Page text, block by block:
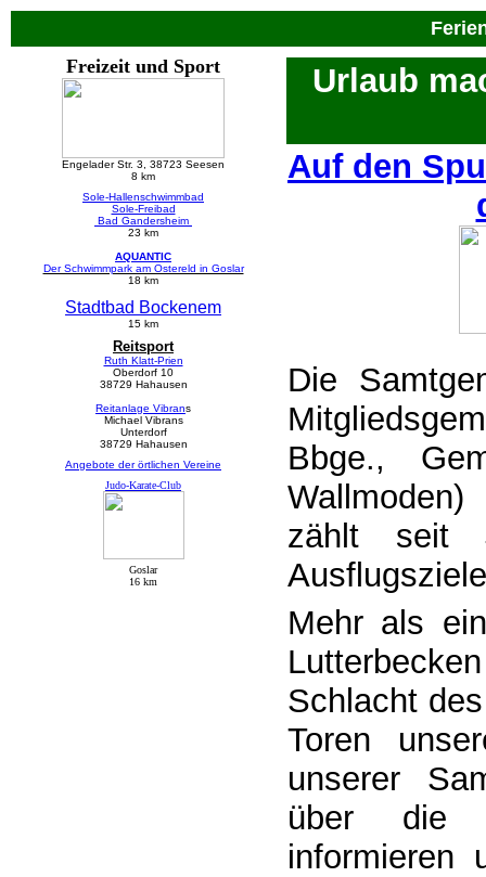
Freizeit und Sport
Engelader Str. 3, 38723 Seesen
8 km
Sole-Hallenschwimmbad
Sole-Freibad
Bad Gandersheim
23 km
AQUANTIC
Der Schwimmpark am Ostereld in Goslar
18 km
Stadtbad Bockenem
15 km
Reitsport
Ruth Klatt-Prien
Oberdorf 10
38729 Hahausen
Reitanlage Vibrans
Michael Vibrans
Unterdorf
38729 Hahausen
Angebote der örtlichen Vereine
Judo-Karate-Club
Goslar
16 km
Urlaub
Auf den
Die
Bbge.,
zählt seit
Mehr als
Schlacht
Toren
unserer
über die
informieren